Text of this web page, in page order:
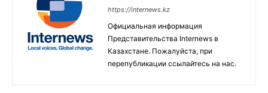
https://internews.kz
Официальная информация
Представительства Internews в
Казахстане. Пожалуйста, при
перепубликации ссылайтесь на нас.